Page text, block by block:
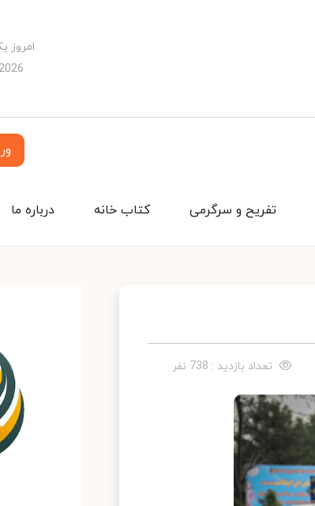
امروز یکشنبه
درباره ما کتاب خانه تفریح و سرگرمی
تعداد بازدید : 738 نفر